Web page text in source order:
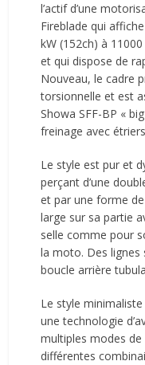
l’actif d’une
Fireblade qui
kW (152ch) à
et qui dispose de
Nouveau, le cadre
torsionnelle et est
Showa SFF-BP «
freinage avec
Le style est pur et
perçant d’une
et par une forme
large sur sa partie
selle comme pour
la moto. Des lignes
boucle arrière
Le style
une technologie
multiples modes
différentes